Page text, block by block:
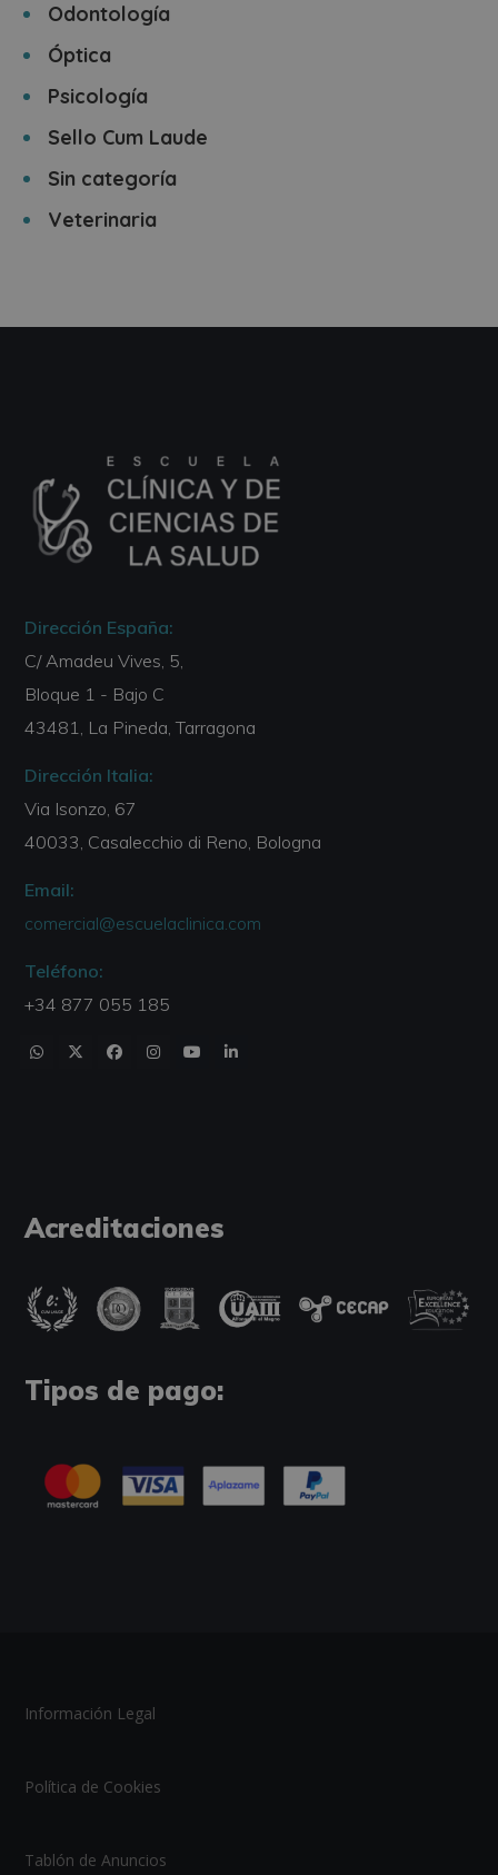
Odontología
Óptica
Psicología
Sello Cum Laude
Sin categoría
Veterinaria
Dirección España:
C/ Amadeu Vives, 5,
Bloque 1 - Bajo C
43481, La Pineda, Tarragona
Dirección Italia:
Via Isonzo, 67
40033, Casalecchio di Reno, Bologna
Email:
comercial@escuelaclinica.com
Teléfono:
+34 877 055 185
Acreditaciones
Tipos de pago:
Información Legal
Política de Cookies
Tablón de Anuncios